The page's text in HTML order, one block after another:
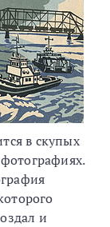
в скупых
и